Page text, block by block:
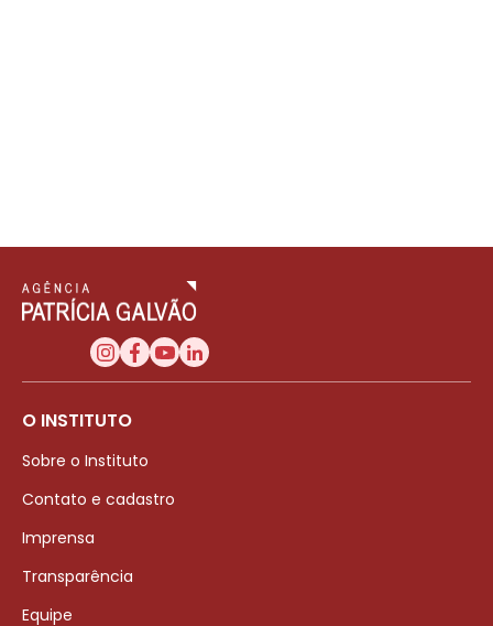
O INSTITUTO
Sobre o Instituto
Contato e cadastro
Imprensa
Transparência
Equipe